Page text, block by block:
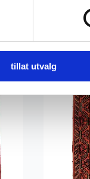
tillat utvalg